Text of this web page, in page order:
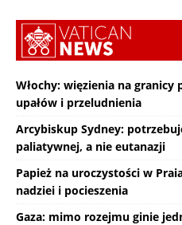
Włochy: więzienia na
upałów i przeludnienia
Arcybiskup Sydney:
paliatywnej, a nie eutanazji
Papież na uroczystości w
nadziei i pocieszenia
Gaza: mimo rozejmu ginie